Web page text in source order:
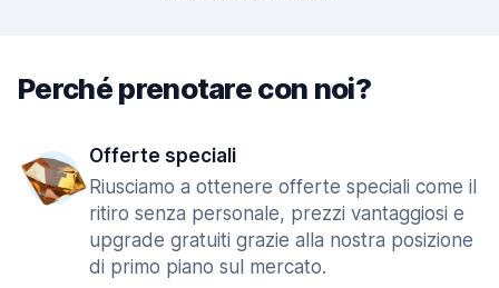
Perché prenotare con noi?
Offerte speciali
Riusciamo a ottenere offerte speciali come il
ritiro senza personale, prezzi vantaggiosi e
upgrade gratuiti grazie alla nostra posizione
di primo piano sul mercato.